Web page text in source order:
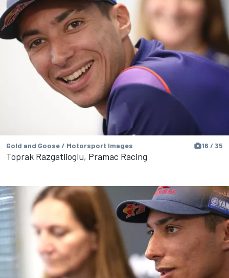
Gold and Goose / Motorsport Images 16 / 35
Toprak Razgatlioglu, Pramac Racing